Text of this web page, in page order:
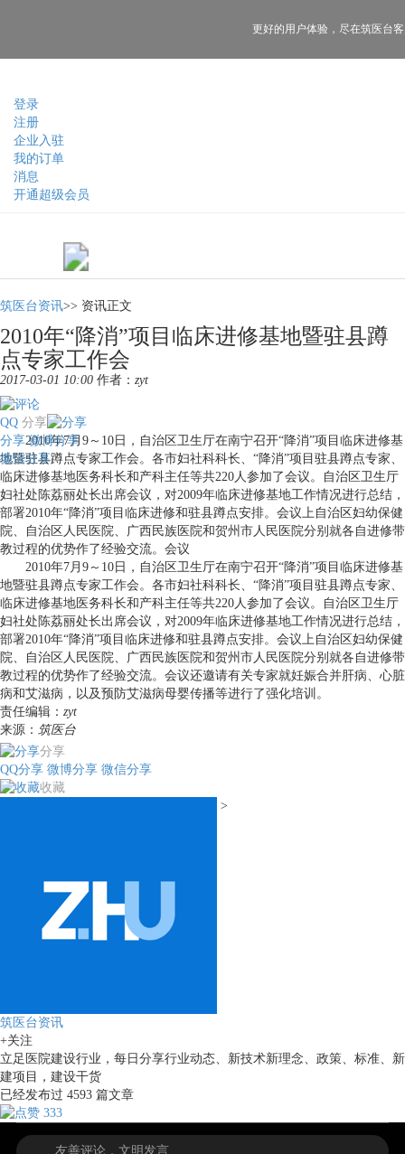
登录
注册
企业入驻
我的订单
消息
开通超级会员
更好的用户体验， 尽在筑医台
筑医台资讯>> 资讯正文
2010年“降消”项目临床进修基地暨驻县蹲
点专家工作会
2017-03-01 10:00 作者： zyt
分享
QQ
分享 微博分享
微信分享
2010年7月9～10日，自治区卫生厅在南宁召开“降消”项目临床进修基
地暨驻县蹲点专家工作会。各市妇社科科长、“降消”项目驻县蹲点专家、
临床进修基地医务科长和产科主任等共220人参加了会议。自治区卫生厅
妇社处陈荔丽处长出席会议，对2009年临床进修基地工作情况进行总结，
部署2010年“降消”项目临床进修和驻县蹲点安排。会议上自治区妇幼保健
院、自治区人民医院、广西民族医院和贺州市人民医院分别就各自进修带
教过程的优势作了经验交流。会议
2010年7月9～10日，自治区卫生厅在南宁召开“降消”项目临床进修基
地暨驻县蹲点专家工作会。各市妇社科科长、“降消”项目驻县蹲点专家、
临床进修基地医务科长和产科主任等共220人参加了会议。自治区卫生厅
妇社处陈荔丽处长出席会议，对2009年临床进修基地工作情况进行总结，
部署2010年“降消”项目临床进修和驻县蹲点安排。会议上自治区妇幼保健
院、自治区人民医院、广西民族医院和贺州市人民医院分别就各自进修带
教过程的优势作了经验交流。会议还邀请有关专家就妊娠合并肝病、心脏
病和艾滋病，以及预防艾滋病母婴传播等进行了强化培训。
责任编辑： zyt
来源： 筑医台
分享
QQ分享 微博分享 微信分享
收藏
>
筑医台资讯
+关注
立足医院建设行业，每日分享行业动态、新技术新理念、政策、标准、新
建项目，建设干货
已经发布过 4593 篇文章
333